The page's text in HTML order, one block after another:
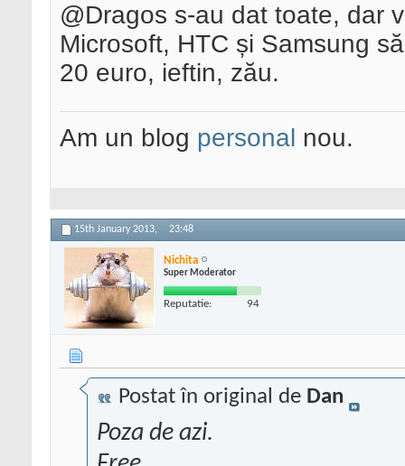
@Dragos s-au dat toate, dar
Microsoft, HTC și Samsung
20 euro, ieftin, zău.
Am un blog personal nou.
15th January 2013, 23:48
Nichita
Super Moderator
Reputatie: 94
Postat în original de Dan
Poza de azi.